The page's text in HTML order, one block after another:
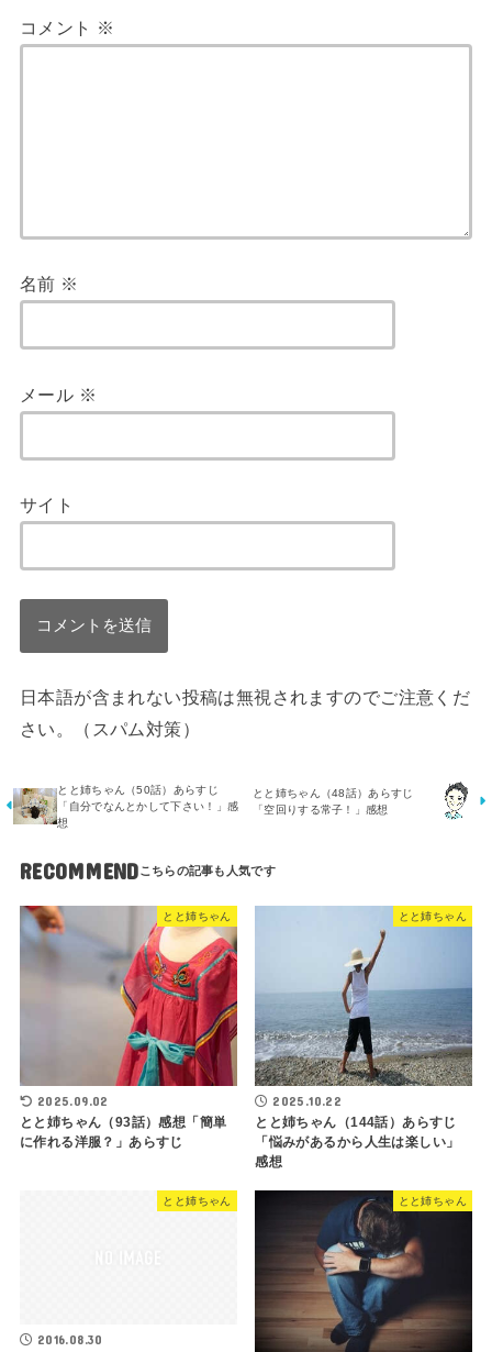
コメント ※
名前 ※
メール ※
サイト
日本語が含まれない投稿は無視されますのでご注意くだ
さい。（スパム対策）
とと姉ちゃん（50話）あらすじ
「自分でなんとかして下さい！」感
想
とと姉ちゃん（48話）あらすじ
「空回りする常子！」感想
RECOMMEND
とと姉ちゃん
2025.09.02
とと姉ちゃん（93話）感想「簡単
に作れる洋服？」あらすじ
とと姉ちゃん
2025.10.22
とと姉ちゃん（144話）あらすじ
「悩みがあるから人生は楽しい」
感想
とと姉ちゃん
2016.08.30
とと姉ちゃん